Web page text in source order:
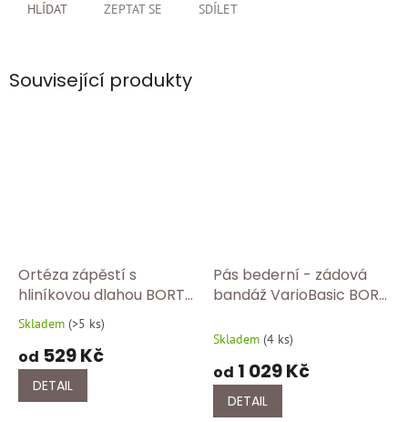
ZEPTAT SE
HLÍDAT SDÍLET
Související produkty
Ortéza zápěstí s
hliníkovou dlahou BORT
103 300
Průměrné
produktu
5,0
Skladem (>5 ks)
od 529 Kč
DETAIL
Pás bederní - zádová
bandáž VarioBasic BORT
Skladem (4 ks)
od 1 029 Kč
DETAIL